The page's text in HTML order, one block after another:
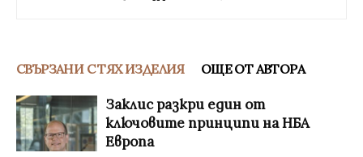
СВЪРЗАНИ С ТЯХ ИЗДЕЛИЯ ОЩЕ ОТ АВТОРА
Заклис разкри един от
ключовите принципи на НБА
Европа